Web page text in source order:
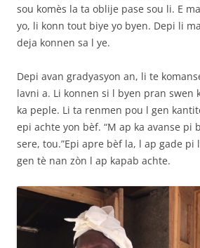
sou komès la ta oblije pase sou li. E
yo, li konn tout biye yo byen. Depi li
deja konnen sa l ye.
Depi avan gradyasyon an, li te
lavni a. Li konnen si l byen pran swen
ka peple. Li ta renmen pou l gen
epi achte yon bèf. “M ap ka avanse pi
sere, tou.”Epi apre bèf la, l ap gade pi
gen tè nan zòn l ap kapab achte.